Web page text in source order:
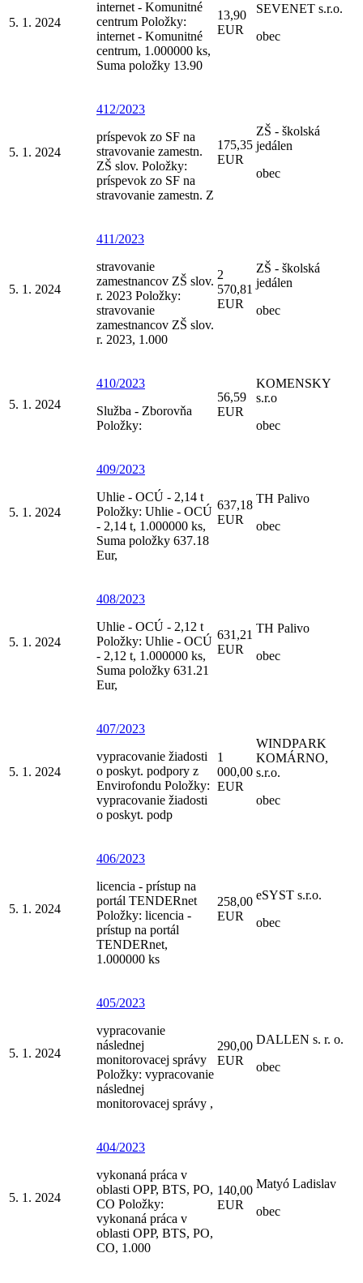
5. 1. 2024
internet - Komunitné
centrum Položky:
internet - Komunitné
centrum, 1.000000 ks,
Suma položky 13.90
13,90
EUR
SEVENET s.r.o.
obec
5. 1. 2024
412/2023
príspevok zo SF na
stravovanie zamestn.
ZŠ slov. Položky:
príspevok zo SF na
stravovanie zamestn. Z
175,35
EUR
ZŠ - školská
jedálen
obec
5. 1. 2024
411/2023
stravovanie
zamestnancov ZŠ slov.
r. 2023 Položky:
stravovanie
zamestnancov ZŠ slov.
r. 2023, 1.000
2
570,81
EUR
ZŠ - školská
jedálen
obec
5. 1. 2024
410/2023
Služba - Zborovňa
Položky:
56,59
EUR
KOMENSKY
s.r.o
obec
5. 1. 2024
409/2023
Uhlie - OCÚ - 2,14 t
Položky: Uhlie - OCÚ
- 2,14 t, 1.000000 ks,
Suma položky 637.18
Eur,
637,18
EUR
TH Palivo
obec
5. 1. 2024
408/2023
Uhlie - OCÚ - 2,12 t
Položky: Uhlie - OCÚ
- 2,12 t, 1.000000 ks,
Suma položky 631.21
Eur,
631,21
EUR
TH Palivo
obec
5. 1. 2024
407/2023
vypracovanie žiadosti
o poskyt. podpory z
Envirofondu Položky:
vypracovanie žiadosti
o poskyt. podp
1
000,00
EUR
WINDPARK
KOMÁRNO,
s.r.o.
obec
5. 1. 2024
406/2023
licencia - prístup na
portál TENDERnet
Položky: licencia -
prístup na portál
TENDERnet,
1.000000 ks
258,00
EUR
eSYST s.r.o.
obec
5. 1. 2024
405/2023
vypracovanie
následnej
monitorovacej správy
Položky: vypracovanie
následnej
monitorovacej správy ,
290,00
EUR
DALLEN s. r. o.
obec
5. 1. 2024
404/2023
vykonaná práca v
oblasti OPP, BTS, PO,
CO Položky:
vykonaná práca v
oblasti OPP, BTS, PO,
CO, 1.000
140,00
EUR
Matyó Ladislav
obec